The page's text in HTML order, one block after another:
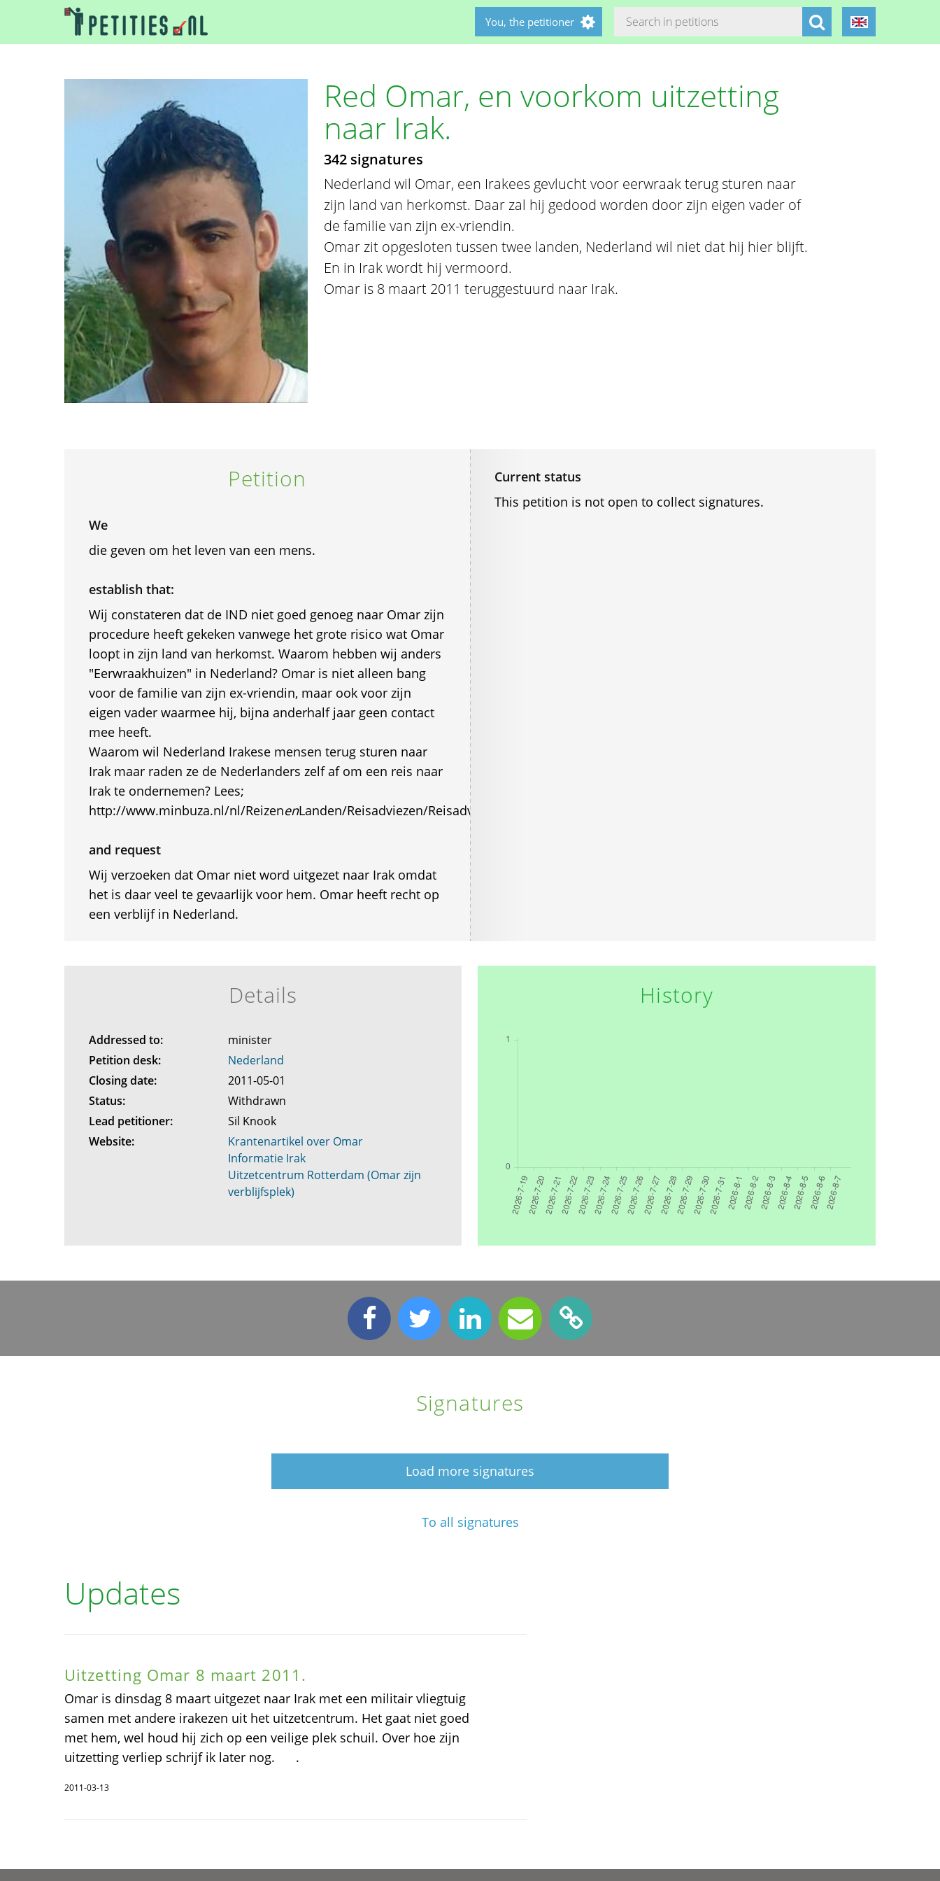
You, the petitioner
Red Omar, en voorkom uitzetting
naar Irak.
342 signatures
Nederland wil Omar, een Irakees gevlucht voor eerwraak terug sturen naar
zijn land van herkomst. Daar zal hij gedood worden door zijn eigen vader of
de familie van zijn ex-vriendin.
Omar zit opgesloten tussen twee landen, Nederland wil niet dat hij hier blijft.
En in Irak wordt hij vermoord.
Omar is 8 maart 2011 teruggestuurd naar Irak.
Petition
We
die geven om het leven van een mens.
establish that:
Wij constateren dat de IND niet goed genoeg naar Omar zijn
procedure heeft gekeken vanwege het grote risico wat Omar
loopt in zijn land van herkomst. Waarom hebben wij anders
"Eerwraakhuizen" in Nederland? Omar is niet alleen bang
voor de familie van zijn ex-vriendin, maar ook voor zijn
eigen vader waarmee hij, bijna anderhalf jaar geen contact
mee heeft.
Waarom wil Nederland Irakese mensen terug sturen naar
Irak maar raden ze de Nederlanders zelf af om een reis naar
Irak te ondernemen? Lees;
http://www.minbuza.nl/nl/ReizenenLanden/Reisadviezen/Reisadviezen_alfabetisch/I/Irak
and request
Wij verzoeken dat Omar niet word uitgezet naar Irak omdat
het is daar veel te gevaarlijk voor hem. Omar heeft recht op
een verblijf in Nederland.
Current status
This petition is not open to collect signatures.
Details
Addressed to:
minister
Petition desk:
Nederland
Closing date:
2011-05-01
Status:
Withdrawn
Lead petitioner:
Sil Knook
Website:
Krantenartikel over Omar
Informatie Irak
Uitzetcentrum Rotterdam (Omar zijn
verblijfsplek)
History
Signatures
Load more signatures
To all signatures
Updates
Uitzetting Omar 8 maart 2011.
Omar is dinsdag 8 maart uitgezet naar Irak met een militair vliegtuig
samen met andere irakezen uit het uitzetcentrum. Het gaat niet goed
met hem, wel houd hij zich op een veilige plek schuil. Over hoe zijn
uitzetting verliep schrijf ik later nog. .
2011-03-13